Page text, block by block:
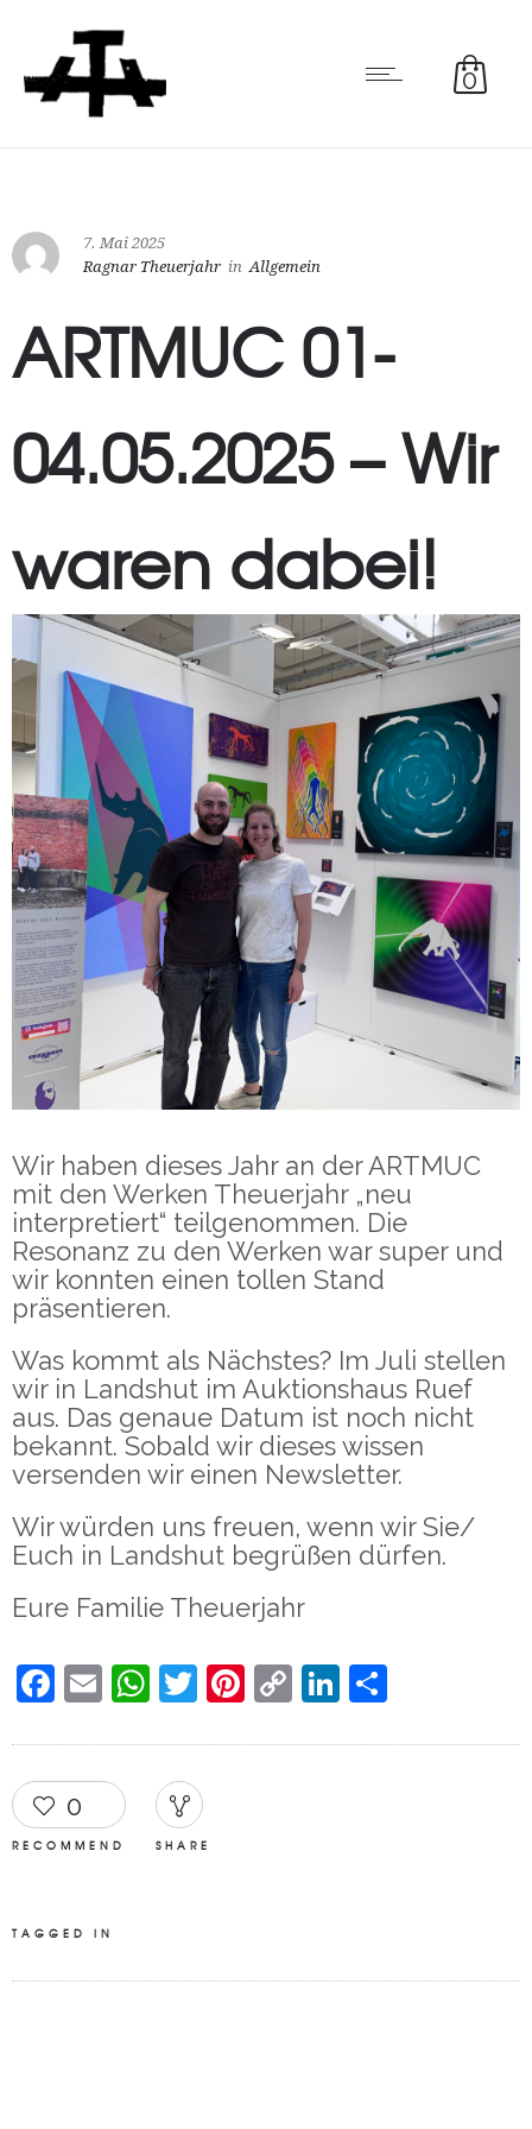
0
7. Mai 2025
Ragnar Theuerjahr in Allgemein
ARTMUC 01-
04.05.2025 – Wir
waren dabei!
Wir haben dieses Jahr an der ARTMUC
mit den Werken Theuerjahr „neu
interpretiert“ teilgenommen. Die
Resonanz zu den Werken war super und
wir konnten einen tollen Stand
präsentieren.
Was kommt als Nächstes? Im Juli stellen
wir in Landshut im Auktionshaus Ruef
aus. Das genaue Datum ist noch nicht
bekannt. Sobald wir dieses wissen
versenden wir einen Newsletter.
Wir würden uns freuen, wenn wir Sie/
Euch in Landshut begrüßen dürfen.
Eure Familie Theuerjahr
Facebook
EmailWhatsApp
Twitter
Pinterest
CopyLinkedIn
0
RECOMMEND SHARE
TAGGED IN